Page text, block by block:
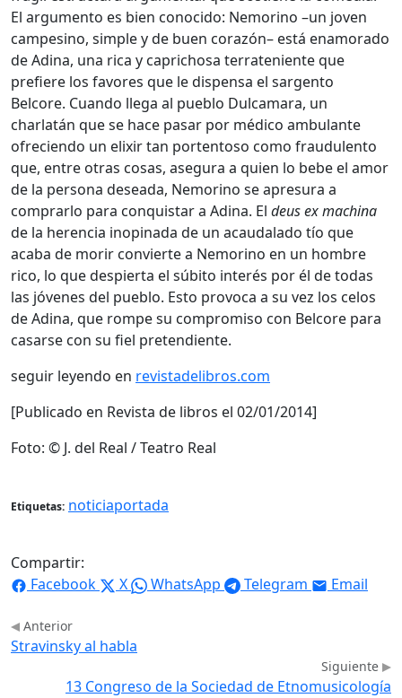
El argumento es bien conocido: Nemorino –un joven
campesino, simple y de buen corazón– está enamorado
de Adina, una rica y caprichosa terrateniente que
prefiere los favores que le dispensa el sargento
Belcore. Cuando llega al pueblo Dulcamara, un
charlatán que se hace pasar por médico ambulante
ofreciendo un elixir tan portentoso como fraudulento
que, entre otras cosas, asegura a quien lo bebe el amor
de la persona deseada, Nemorino se apresura a
comprarlo para conquistar a Adina. El deus ex machina
de la herencia inopinada de un acaudalado tío que
acaba de morir convierte a Nemorino en un hombre
rico, lo que despierta el súbito interés por él de todas
las jóvenes del pueblo. Esto provoca a su vez los celos
de Adina, que rompe su compromiso con Belcore para
casarse con su fiel pretendiente.
seguir leyendo en revistadelibros.com
[Publicado en Revista de libros el 02/01/2014]
Foto: © J. del Real / Teatro Real
Etiquetas: noticiaportada
Compartir:
Facebook
X WhatsApp Telegram Email
Anterior
Stravinsky al habla
Siguiente
13 Congreso de la Sociedad de Etnomusicología